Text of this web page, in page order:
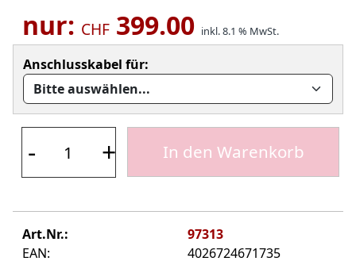
nur: CHF 399.00 inkl. 8.1 % MwSt.
Anschlusskabel für:
- + In den Warenkorb
Art.Nr.:
97313
EAN:
4026724671735